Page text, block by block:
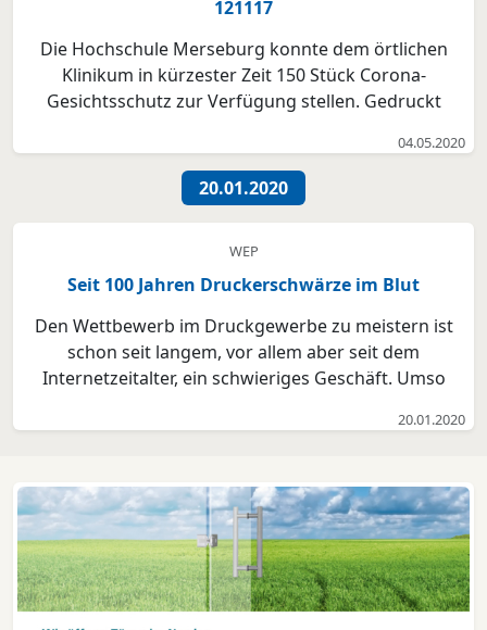
121117
Die Hochschule Merseburg konnte dem örtlichen
Klinikum in kürzester Zeit 150 Stück Corona-
Gesichtsschutz zur Verfügung stellen. Gedruckt
Membino XL 121117 und dessen Druckplattform in
der Größe von über einem Quadratmeter kein
Problem! Membino entwicke...
04.05.2020
20.01.2020
WEP
Seit 100 Jahren Druckerschwärze im Blut
Den Wettbewerb im Druckgewerbe zu meistern ist
schon seit langem, vor allem aber seit dem
Internetzeitalter, ein schwieriges Geschäft. Umso
zu zollen, einem erfolgreichen Familienunternehmen,
Druckerschwärz...
20.01.2020